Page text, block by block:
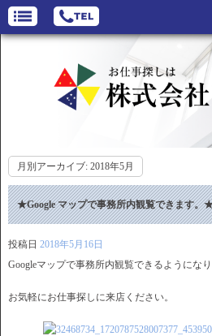
月別アーカイブ: 2018年5月
★Google マップで事務所内観覧できます。
投稿日 2018年5月16日
Googleマップで事務所内観覧できるようになり
お気軽にお仕事探しに来店ください。